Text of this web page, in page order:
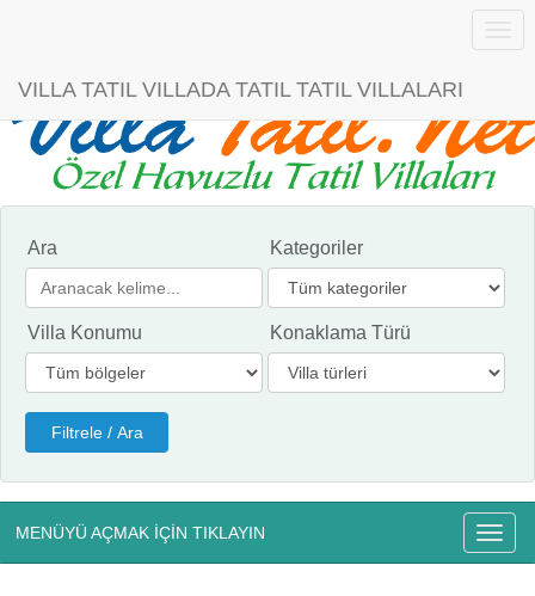
VILLA TATIL VILLADA TATIL TATIL VILLALARI
Ara Kategoriler
Villa Konumu Konaklama Türü
MENÜYÜ AÇMAK İÇİN TIKLAYIN